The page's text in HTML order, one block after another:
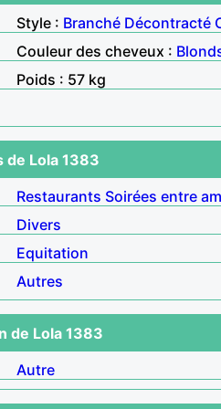
Style : Branché Décontracté
Couleur des cheveux :
Poids : 57 kg
de Lola 1383
Restaurants Soirées entre
Divers
Equitation
Autres
de Lola 1383
Autre